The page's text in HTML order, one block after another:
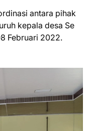
antara pihak
kepala desa Se
Februari 2022.